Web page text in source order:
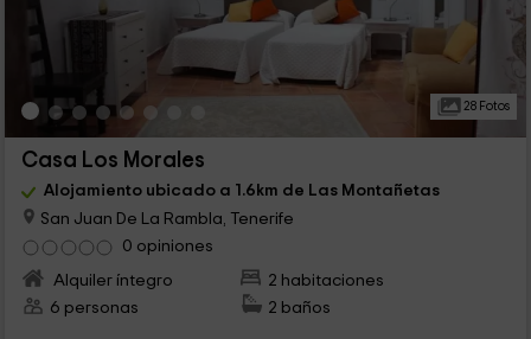
28 Fotos
Casa Los Morales
Alojamiento ubicado a 1.6km de Las Montañetas
San Juan De La Rambla, Tenerife
0 opiniones
Alquiler íntegro
2 habitaciones
6 personas
2 baños